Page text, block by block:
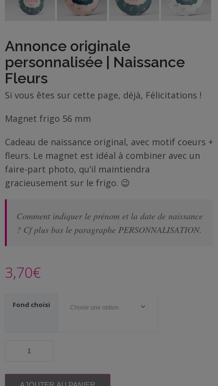
Annonce originale
personnalisée | Naissance
Fleurs
Si vous êtes sur cette page, déjà, Félicitations !
Magnet frigo 56 mm
Cadeau de naissance original, avec motif coeurs +
fleurs. Le magnet est idéal à combiner avec un
faire-part photo, qu’il maintiendra
gracieusement sur le frigo. 😉
Comment indiquer le prénom et la date de naissance
? Cf plus bas le paragraphe PERSONNALISATION.
3,70€
Fond choisi
originale
personnalisée
/ Nounou /
Famille
/
Messages
/
Fêtes
ACTU
Demande
Me
contacter
Livraison